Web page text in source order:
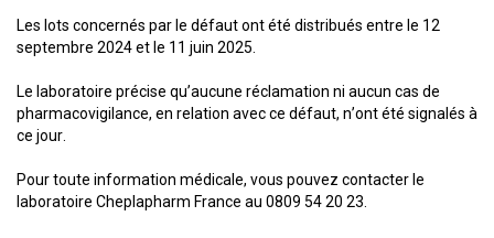
Les lots concernés par le défaut ont été distribués entre le 12
septembre 2024 et le 11 juin 2025.
Le laboratoire précise qu’aucune réclamation ni aucun cas de
pharmacovigilance, en relation avec ce défaut, n’ont été signalés à
ce jour.
Pour toute information médicale, vous pouvez contacter le
laboratoire Cheplapharm France au 0809 54 20 23.